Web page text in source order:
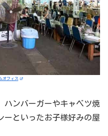
オフィス
ハンバーガーやキャベツ焼
ーといったお子様好みの屋